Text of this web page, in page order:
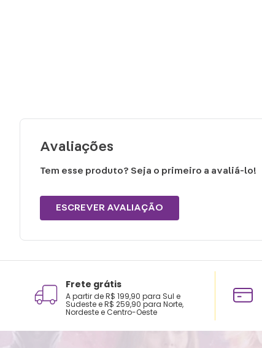
Avaliações
Tem esse produto? Seja o primeiro a avaliá-lo!
ESCREVER AVALIAÇÃO
Frete grátis
A partir de R$ 199,90 para Sul e
Sudeste e R$ 259,90 para Norte,
Nordeste e Centro-Oeste